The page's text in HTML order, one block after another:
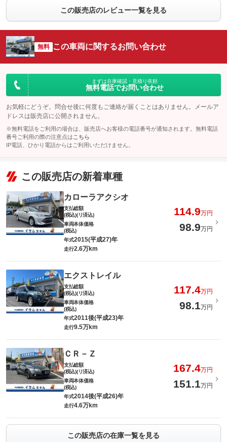
この販売店のレビュー一覧を見る
無料 この車両に関するお問い合わせ
まずは在庫確認・見積り依頼
無料電話でお問い合わせ
お気軽にどうぞ。問合せ後に何度もご連絡が届くことはありません。メールア
ドレスは販売店に公開されません。
※無料電話をご利用の場合は、販売店へお客様の電話番号が通知されます。無料電話
番号ご利用の際の注意点は こちら
IP電話、ひかり電話からはご利用いただけません。
この販売店の新着車種
カローラアクシオ
支払総額
(税込)(リ済込)
114.9万円
車両本体価格
(税込)
98.9万円
年式2015(平成27)年
走行2.6万km
エクストレイル
支払総額
(税込)(リ済込)
117.4万円
車両本体価格
(税込)
98.1万円
年式2011後(平成23)年
走行9.5万km
ＣＲ－Ｚ
支払総額
(税込)(リ済込)
167.4万円
車両本体価格
(税込)
151.1万円
年式2014後(平成26)年
走行4.6万km
この販売店の在庫一覧を見る